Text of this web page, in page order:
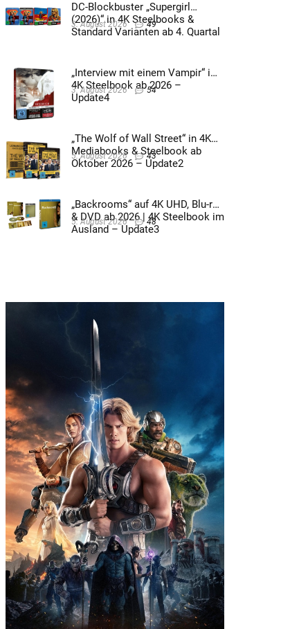
DC-Blockbuster „Supergirl
(2026)“ in 4K Steelbooks &
Standard Varianten ab 4. Quartal
3. August 2026 49
„Interview mit einem Vampir“ im
4K Steelbook ab 2026 –
Update4
3. August 2026 54
„The Wolf of Wall Street“ in 4K
Mediabooks & Steelbook ab
Oktober 2026 – Update2
5. August 2026 43
„Backrooms“ auf 4K UHD, Blu-ray
& DVD ab 2026 | 4K Steelbook im
Ausland – Update3
5. August 2026 48